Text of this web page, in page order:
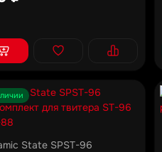
State SPST-96